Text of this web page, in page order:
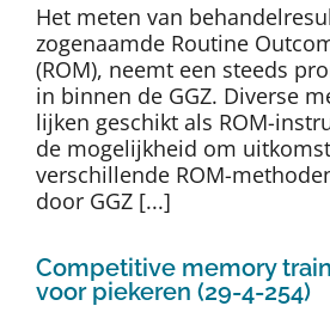
Het meten van
zogenaamde Routine
(ROM), neemt een steeds
in binnen de GGZ. Diverse
lijken geschikt als ROM-
de mogelijkheid om
verschillende ROM-
door GGZ [...]
Competitive memory
voor piekeren (29-4-254)